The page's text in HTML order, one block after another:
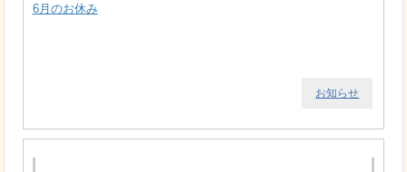
6月のお休み
お知らせ